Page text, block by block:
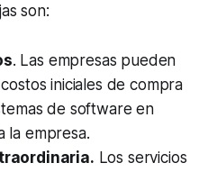
son:
. Las empresas pueden
iniciales de compra
de software en
la empresa.
Los servicios